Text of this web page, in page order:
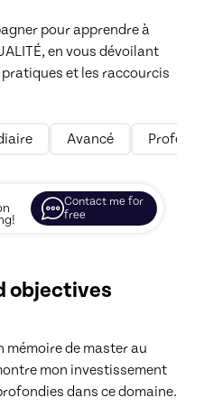
pour apprendre à
en vous dévoilant
et les raccourcis
Avancé
Contact me for
free
objectives
mémoire de master au
mon investissement
dans ce domaine.